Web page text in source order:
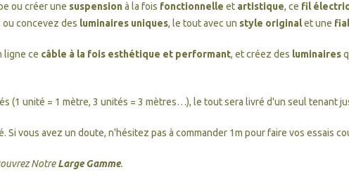
ou créer une suspensionà la fois fonctionnelle et artistique, ce fil
concevez des luminaires uniques, le tout avec un style originalet une
ligne ce câble à la fois esthétique et performant, et créez des luminaires
(1 unité = 1 mètre, 3 unités = 3 mètres…), le tout sera livré d'un seul tenant
vous avez un doute, n'hésitez pas à commander 1m pour faire vos essais
NotreLarge Gamme.